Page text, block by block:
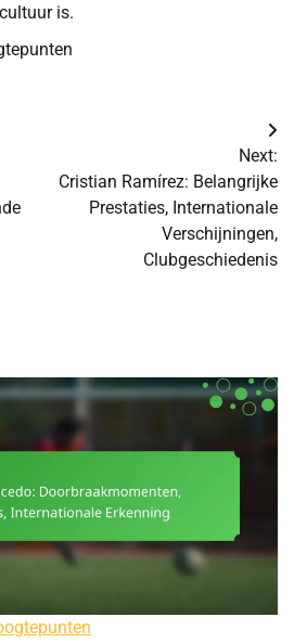
is.
Next:
Cristian Ramírez: Belangrijke
Prestaties, Internationale
Verschijningen,
Clubgeschiedenis